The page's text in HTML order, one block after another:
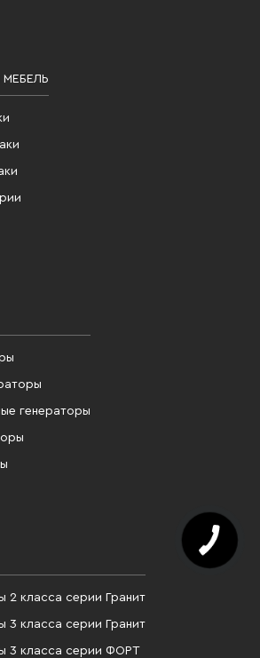
генераторы
2 класса серии Гранит
3 класса серии Гранит
3 класса серии ФОРТ